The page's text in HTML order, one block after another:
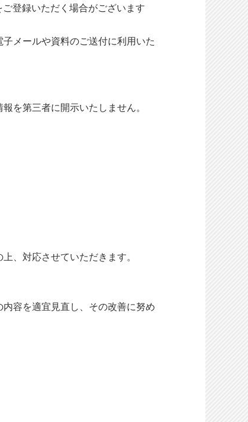
登録いただく場合がございます
メールや資料のご送付に利用いた
を第三者に開示いたしません。
、対応させていただきます。
容を適宜見直し、その改善に努め